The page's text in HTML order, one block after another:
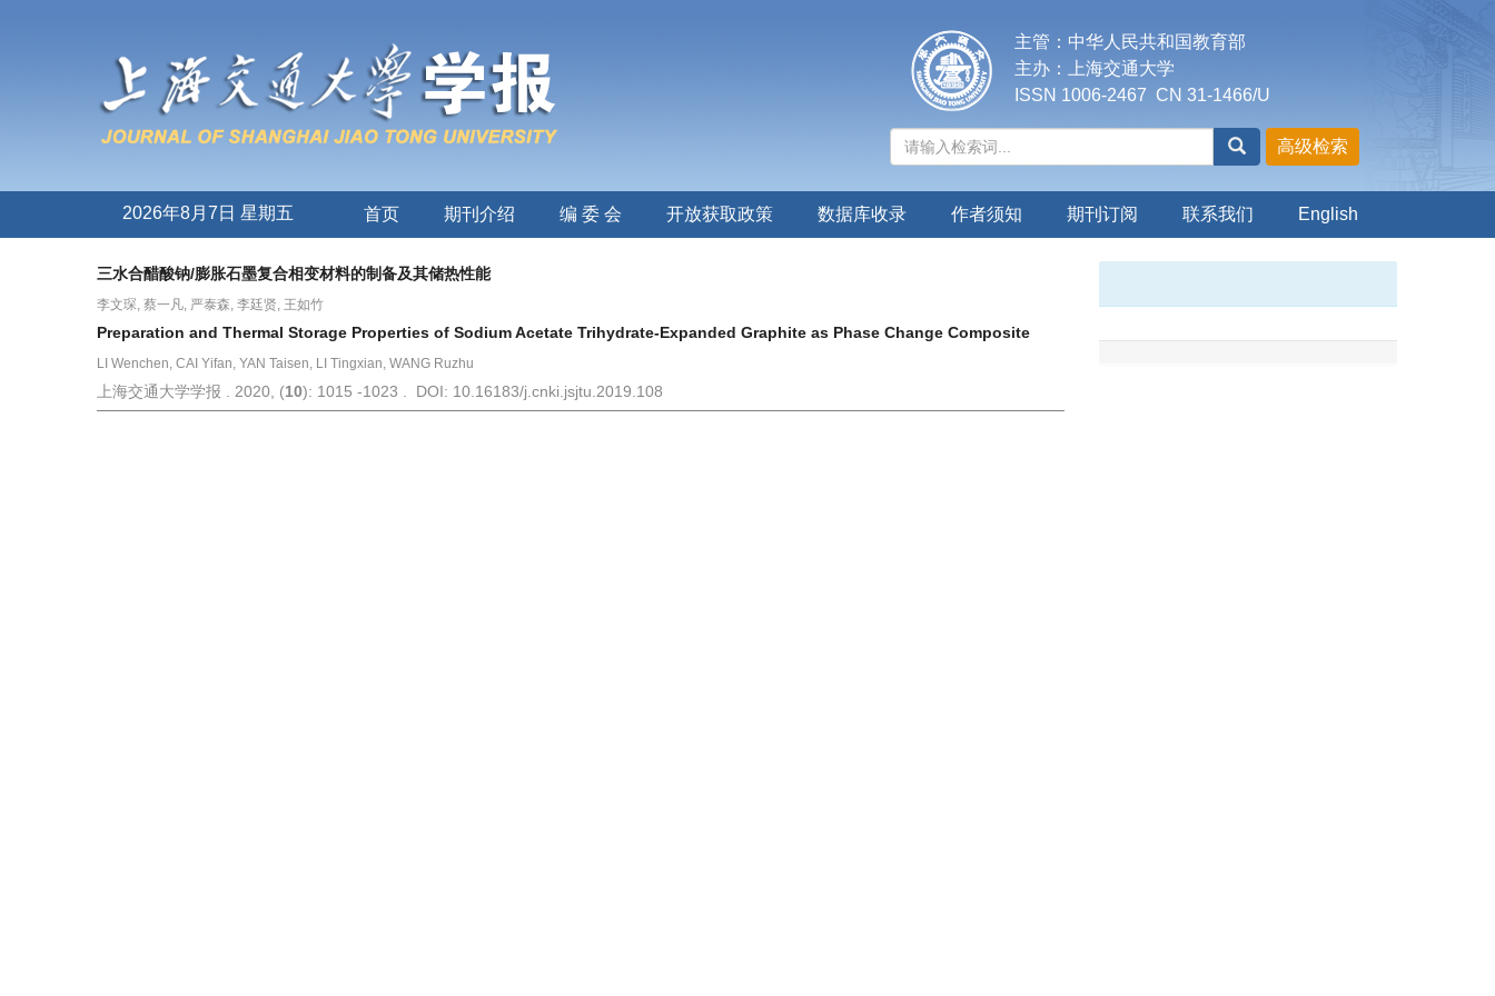
主管：中华人民共和国教育部
主办：上海交通大学
ISSN 1006-2467 CN 31-1466/U
2026年8月7日 星期五 首页 期刊介绍 编 委 会 开放获取政策 数据库收录 作者须知 期刊订阅 联系我们 English
三水合醋酸钠/膨胀石墨复合相变材料的制备及其储热性能
李文琛, 蔡一凡, 严泰森, 李廷贤, 王如竹
Preparation and Thermal Storage Properties of Sodium Acetate Trihydrate-Expanded Graphite as Phase Change Composite
LI Wenchen, CAI Yifan, YAN Taisen, LI Tingxian, WANG Ruzhu
上海交通大学学报 . 2020, (10): 1015 -1023 . DOI: 10.16183/j.cnki.jsjtu.2019.108